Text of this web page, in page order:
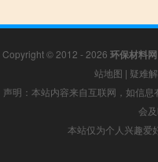
Copyright © 2012 - 2026 环保材料网
站地图 | 疑难
声明：本站内容来自互联网，如信
会
本站仅为个人兴趣爱